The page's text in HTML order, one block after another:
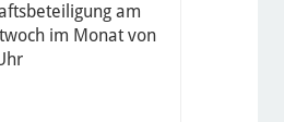
am
im Monat von